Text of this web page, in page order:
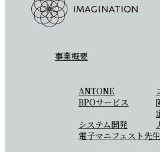
事業概要
ANTONE
BPOサービス
システム開発
電子マニフェスト先生